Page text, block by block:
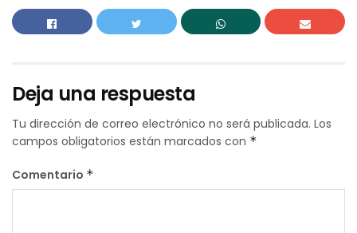
Deja una respuesta
Tu dirección de correo electrónico no será publicada. Los
campos obligatorios están marcados con *
Comentario *